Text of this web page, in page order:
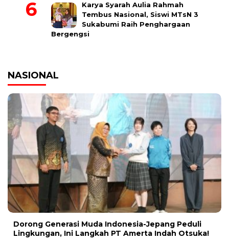
Karya Syarah Aulia Rahmah
Tembus Nasional, Siswi MTsN 3
Sukabumi Raih Penghargaan
Bergengsi
NASIONAL
Dorong Generasi Muda Indonesia-Jepang Peduli
Lingkungan, Ini Langkah PT Amerta Indah Otsuka!